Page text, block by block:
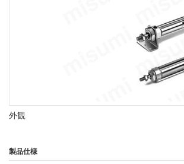
外観
製品仕様